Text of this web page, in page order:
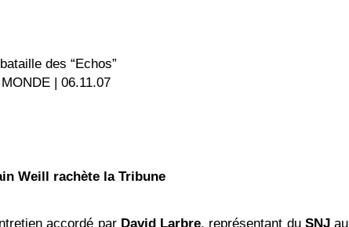
des “Echos”
| 06.11.07
Weill rachète la Tribune
accordé par David Larbre, représentant du SNJ au